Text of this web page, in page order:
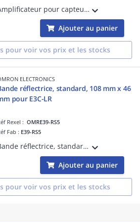
Amplificateur pour capteurs laser ZX, 12-24 Vc.c., 3 sorties digitales PNP et 1 sortie analogique, câble 2 m
Ajouter au panier
pour voir vos prix et les stocks
ELECTRONICS
réflectrice, standard, 108 mm x 46
pour E3C-LR
Rexel :OMRE39-RS5
Fab : E39-RS5
Bande réflectrice, standard, 108 mm x 46 mm pour E3C-LR
Ajouter au panier
pour voir vos prix et les stocks